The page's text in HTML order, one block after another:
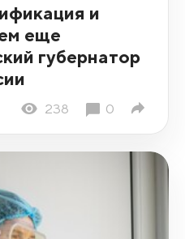
и
еще
губернатор
238 0